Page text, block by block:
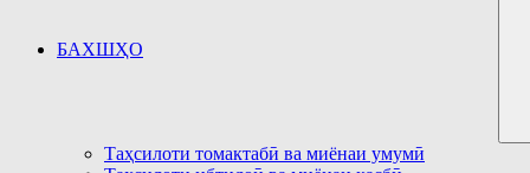
БАХШҲО
Таҳсилоти томактабӣ ва миёнаи умумӣ